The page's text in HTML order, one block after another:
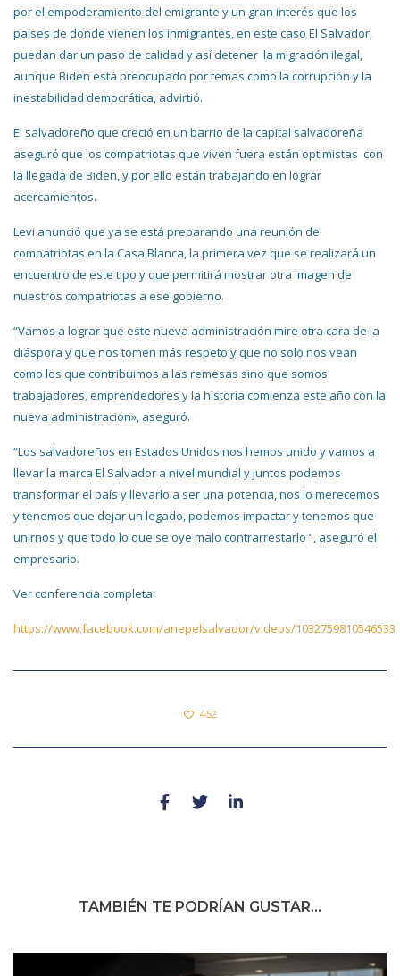
por el empoderamiento del emigrante y un gran interés que los
países de donde vienen los inmigrantes, en este caso El Salvador,
puedan dar un paso de calidad y así detener la migración ilegal,
aunque Biden está preocupado por temas como la corrupción y la
inestabilidad democrática, advirtió.
El salvadoreño que creció en un barrio de la capital salvadoreña
aseguró que los compatriotas que viven fuera están optimistas con
la llegada de Biden, y por ello están trabajando en lograr
acercamientos.
Levi anunció que ya se está preparando una reunión de
compatriotas en la Casa Blanca, la primera vez que se realizará un
encuentro de este tipo y que permitirá mostrar otra imagen de
nuestros compatriotas a ese gobierno.
“Vamos a lograr que este nueva administración mire otra cara de la
diáspora y que nos tomen más respeto y que no solo nos vean
como los que contribuimos a las remesas sino que somos
trabajadores, emprendedores y la historia comienza este año con la
nueva administración», aseguró.
“Los salvadoreños en Estados Unidos nos hemos unido y vamos a
llevar la marca El Salvador a nivel mundial y juntos podemos
transformar el país y llevarlo a ser una potencia, nos lo merecemos
y tenemos que dejar un legado, podemos impactar y tenemos que
unirnos y que todo lo que se oye malo contrarrestarlo “, aseguró el
empresario.
Ver conferencia completa:
https://www.facebook.com/anepelsalvador/videos/1032759810546533
452
TAMBIÉN TE PODRÍAN GUSTAR...